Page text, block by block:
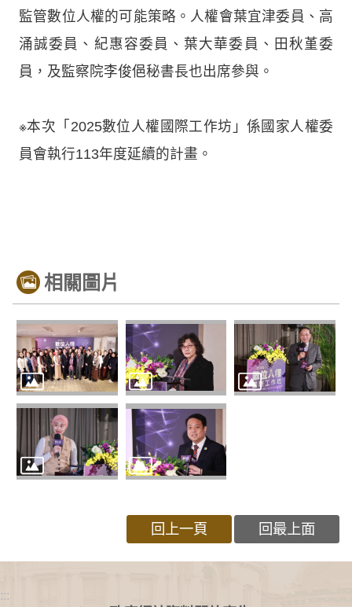
監管數位人權的可能策略。人權會葉宜津委員、高
涌誠委員、紀惠容委員、葉大華委員、田秋堇委
員，及監察院李俊俋秘書長也出席參與。
※本次「2025數位人權國際工作坊」係國家人權委
員會執行113年度延續的計畫。
相關圖片
回上一頁 回最上面
:::